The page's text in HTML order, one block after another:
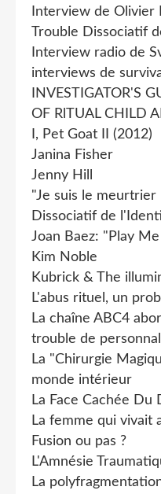
Interview de
Trouble Dissociatif
Interview radio de
interviews de
INVESTIGATOR'S
OF RlTUAL CHILD
I, Pet Goat II (2012)
Janina Fisher
Jenny Hill
"Je suis le meurtrier
Dissociatif de
Joan Baez: "Play
Kim Noble
Kubrick & The
L'abus rituel, un
La chaîne ABC4
trouble de
La "Chirurgie
monde intérieur
La Face Cachée Du
La femme qui vivait
Fusion ou pas ?
L'Amnésie
La